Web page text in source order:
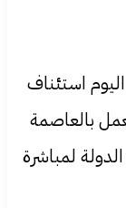
استئناف
بالعاصمة
لمباشرة